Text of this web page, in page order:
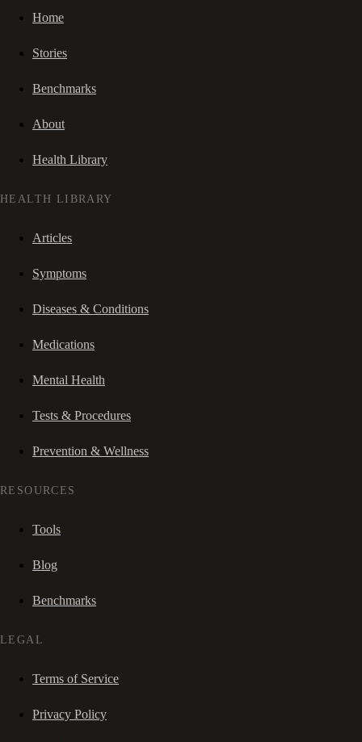
Home
Stories
Benchmarks
About
Health Library
HEALTH LIBRARY
Articles
Symptoms
Diseases & Conditions
Medications
Mental Health
Tests & Procedures
Prevention & Wellness
RESOURCES
Tools
Blog
Benchmarks
LEGAL
Terms of Service
Privacy Policy